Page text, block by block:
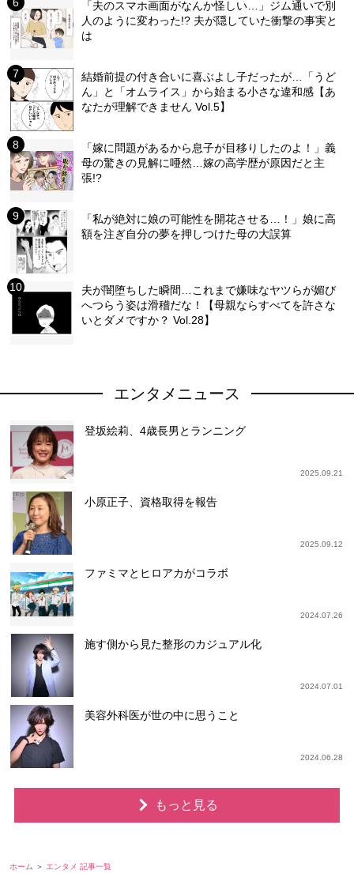
「夫のスマホ画面がなんか怪しい…」ジム通いで別
人のように変わった!? 夫が隠していた衝撃の事実と
は
結婚前提の付き合いに喜ぶよし子だったが…「うど
ん」と「オムライス」から始まる小さな違和感【あ
なたが理解できません Vol.5】
「嫁に問題があるから息子が目移りしたのよ！」義
母の驚きの見解に唖然…嫁の高学歴が原因だと主
張!?
「私が絶対に娘の可能性を開花させる…！」娘に高
額を注ぎ自分の夢を押しつけた母の大誤算
夫が闇堕ちした瞬間…これまで嫌味なヤツらが媚び
へつらう姿は滑稽だな！【母親ならすべてを許さな
いとダメですか？ Vol.28】
エンタメニュース
登坂絵莉、4歳長男とランニング
2025.09.21
小原正子、資格取得を報告
2025.09.12
ファミマとヒロアカがコラボ
2024.07.26
施す側から見た整形のカジュアル化
2024.07.01
美容外科医が世の中に思うこと
2024.06.28
もっと見る
ホーム エンタメ 記事一覧